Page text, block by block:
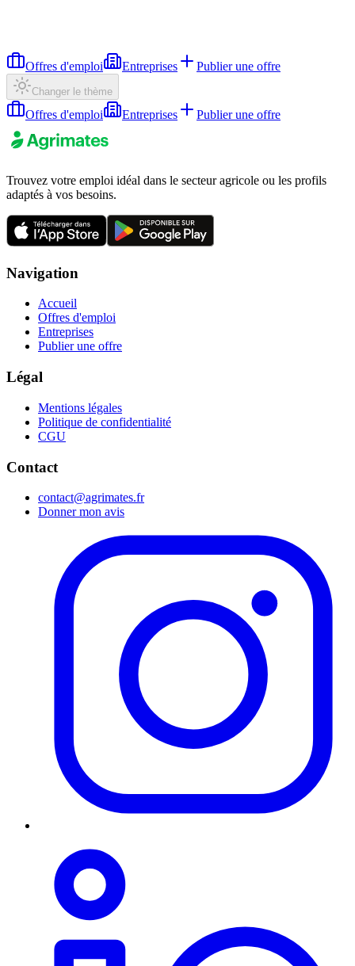
Offres d'emploi Entreprises Publier une offre
Changer le thème
Offres d'emploi Entreprises Publier une offre
Trouvez votre emploi idéal dans le secteur agricole ou les profils
adaptés à vos besoins.
Navigation
Accueil
Offres d'emploi
Entreprises
Publier une offre
Légal
Mentions légales
Politique de confidentialité
CGU
Contact
contact@agrimates.fr
Donner mon avis